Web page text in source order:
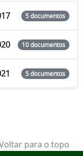
5 documentos
10 documentos
5 documentos
para o topo